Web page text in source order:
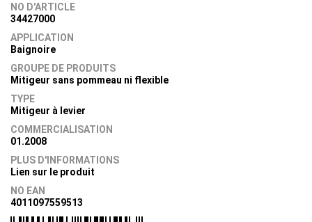
NO D'ARTICLE
34427000
APPLICATION
Baignoire
GROUPE DE PRODUITS
Mitigeur sans pommeau ni flexible
TYPE
Mitigeur à levier
COMMERCIALISATION
01.2008
PLUS D'INFORMATIONS
Lien sur le produit
NO EAN
4011097559513